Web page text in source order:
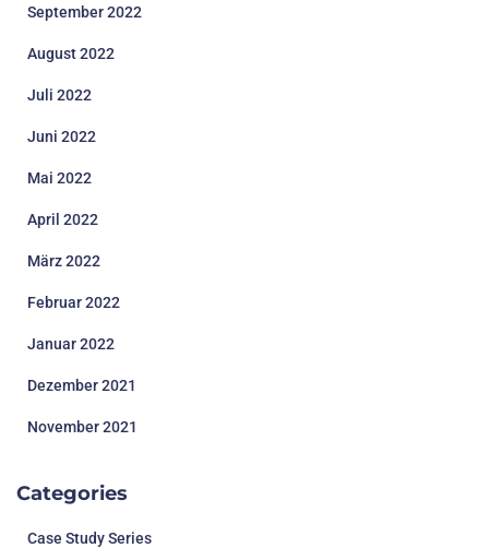
September 2022
August 2022
Juli 2022
Juni 2022
Mai 2022
April 2022
März 2022
Februar 2022
Januar 2022
Dezember 2021
November 2021
Categories
Case Study Series